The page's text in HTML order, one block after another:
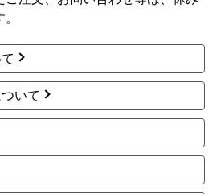
もしっかりありましたし、商
会があれば是非利用したいと
07:54
に注文できましたか？
いて